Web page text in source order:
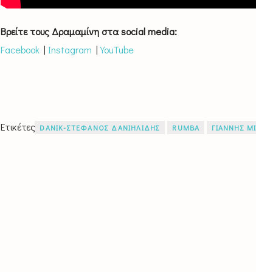
Βρείτε τους Δραμαμίνη στα social media:
Facebook| Instagram |YouTube
Ετικέτες DANIK-ΣΤΕΦΑΝΟΣ ΔΑΝΙΗΛΙΔΗΣ RUMBA ΓΙΑΝΝΗΣ